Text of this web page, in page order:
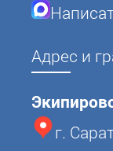
Адрес и
г.